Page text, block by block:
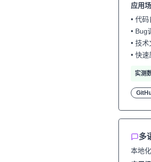
应用场
• 代
• Bug
• 技
• 快
实测
多
本地